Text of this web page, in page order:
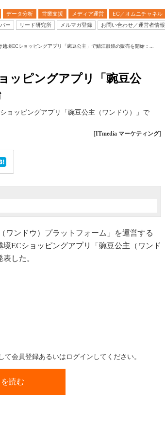
データ分析 営業支援 メディア運営 EC／オムニチャネル
ー
リード研究所 メルマガ登録 お問い合わせ／運営者情報
越境ECショッピングアプリ「豌豆公主」で鯖江眼鏡の販売を開始：...
ッピングアプリ「豌豆公
ョッピングアプリ「豌豆公主（ワンドウ）」で
[ITmedia マーケティング]
ンドウ）プラットフォーム」を運営する
境ECショッピングアプリ「豌豆公主（ワンド
した。
会員登録あるいはログインしてください。
読む